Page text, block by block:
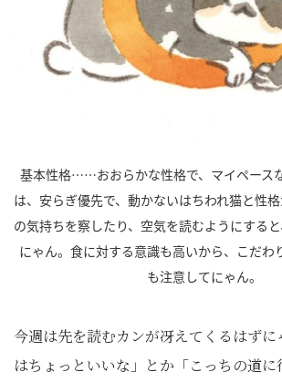
基本性格……おおらかな性格で、マイペース
は、安らぎ優先で、動かないはちわれ猫と性
の気持ちを察したり、空気を読むようにする
にゃん。食に対する意識も高いから、こだわ
も注意してにゃん。
今週は先を読むカンが冴えてくるはずに
はちょっといいな」とか「こっちの道